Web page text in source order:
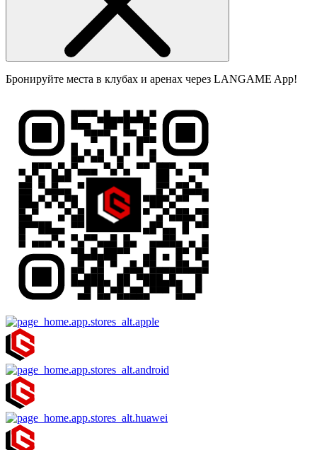
Бронируйте места в клубах и аренах через LANGAME App!